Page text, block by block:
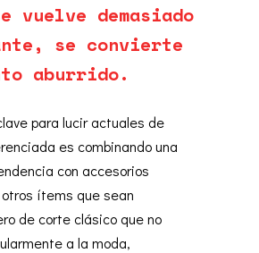
vuelve demasiado
se convierte
aburrido.
para lucir actuales de
es combinando una
con accesorios
ítems que sean
de corte clásico que no
a la moda,